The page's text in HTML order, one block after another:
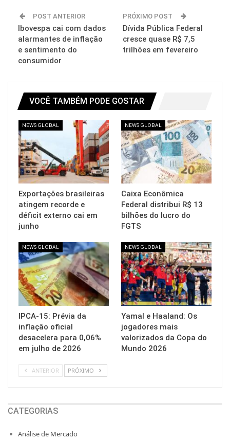
POST ANTERIOR
Ibovespa cai com dados
alarmantes de inflação
e sentimento do
consumidor
PRÓXIMO POST
Dívida Pública Federal
cresce quase R$ 7,5
trilhões em fevereiro
VOCÊ TAMBÉM PODE GOSTAR
NEWS GLOBAL
Exportações brasileiras
atingem recorde e
déficit externo cai em
junho
NEWS GLOBAL
Caixa Econômica
Federal distribui R$ 13
bilhões do lucro do
FGTS
NEWS GLOBAL
IPCA-15: Prévia da
inflação oficial
desacelera para 0,06%
em julho de 2026
NEWS GLOBAL
Yamal e Haaland: Os
jogadores mais
valorizados da Copa do
Mundo 2026
ANTERIOR PRÓXIMO
CATEGORIAS
Análise de Mercado